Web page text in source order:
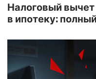
Налоговый
в ипотеку: